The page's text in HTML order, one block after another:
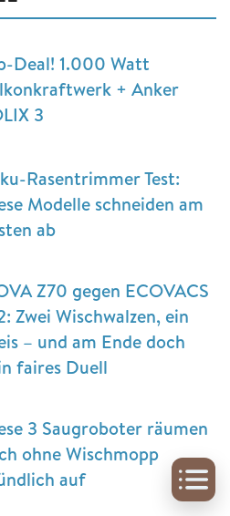
Deal! 1.000 Watt
+ Anker
3
Rasentrimmer Test:
Modelle schneiden am
ab
Z70 gegen ECOVACS
Zwei Wischwalzen, ein
– und am Ende doch
faires Duell
3 Saugroboter räumen
ohne Wischmopp
auf